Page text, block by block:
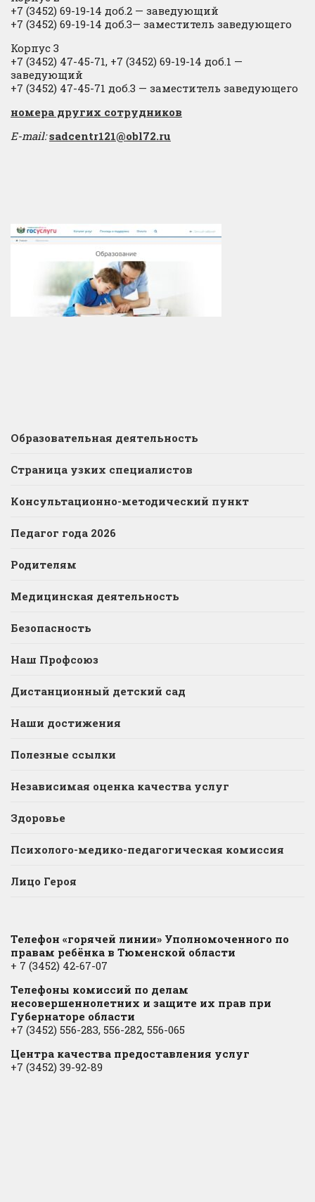
+7 (3452) 69-19-14 доб.2 — заведующий
+7 (3452) 69-19-14 доб.3— заместитель заведующего
Корпус 3
+7 (3452) 47-45-71, +7 (3452) 69-19-14 доб.1 —
заведующий
+7 (3452) 47-45-71 доб.3 — заместитель заведующего
​номера других сотрудников
E-mail: sadcentr121@obl72.ru
Образовательная деятельность
Страница узких специалистов
Консультационно-методический пункт
Педагог года 2026
Родителям
Медицинская деятельность
Безопасность
Наш Профсоюз
Дистанционный детский сад
Наши достижения
Полезные ссылки
Независимая оценка качества услуг
Здоровье
Психолого-медико-педагогическая комиссия
Лицо Героя
Телефон «горячей линии» Уполномоченного по
правам ребёнка в Тюменской области
+ 7 (3452) 42-67-07
Телефоны комиссий по делам
несовершеннолетних и защите их прав при
Губернаторе области
+7 (3452) 556-283, 556-282, 556-065
Центра качества предоставления услуг
+7 (3452) 39-92-89